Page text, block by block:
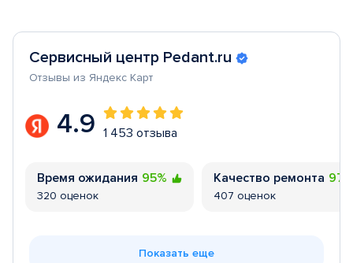
Сервисный центр Pedant.ru
Отзывы из Яндекс Карт
4.9 1 453 отзыва
Время ожидания 95%
320 оценок
Качество ремонта
407 оценок
Показать еще